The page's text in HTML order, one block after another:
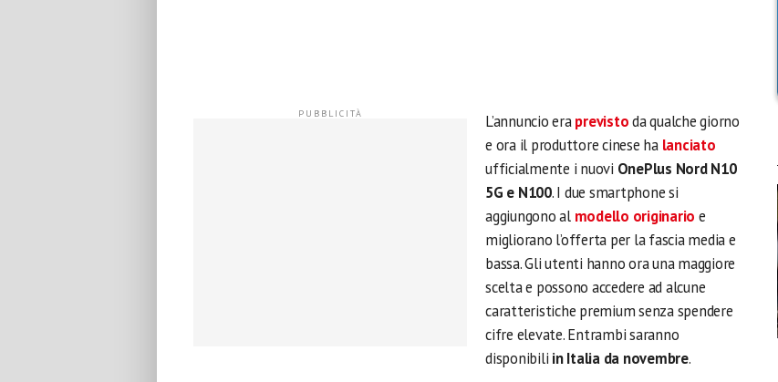
L’annuncio eraprevistoda qualche giorno
e ora il produttore cinese ha lanciato
ufficialmente i nuovi OnePlus Nord N10
5G e N100. I due smartphone si
aggiungono al modello originario e
migliorano l’offerta per la fascia media e
bassa. Gli utenti hanno ora una maggiore
scelta e possono accedere ad alcune
caratteristiche premium senza spendere
cifre elevate. Entrambi saranno
disponibili in Italia da novembre.